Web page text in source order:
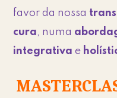
favor da nossa
cura, numa
integrativa e